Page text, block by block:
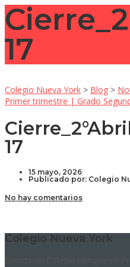
17
Colegio Nueva York > Blog >
Primer trimestre | Grado
17
15 mayo, 2026
Publicado por: Colegio
No hay comentarios
Colegio Nueva York